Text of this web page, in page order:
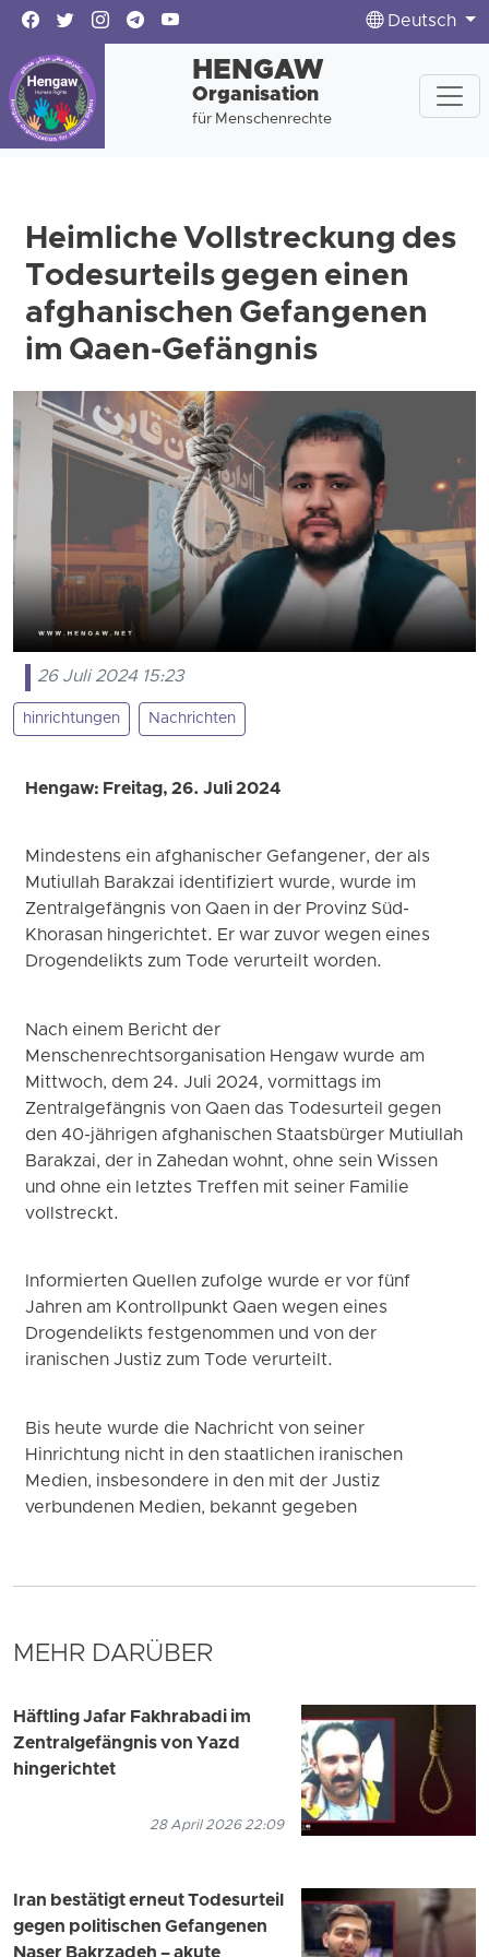
Deutsch
HENGAW
Organisation
für Menschenrechte
Heimliche Vollstreckung des
Todesurteils gegen einen
afghanischen Gefangenen
im Qaen-Gefängnis
26 Juli 2024 15:23
hinrichtungen Nachrichten
Hengaw: Freitag, 26. Juli 2024
Mindestens ein afghanischer Gefangener, der als
Mutiullah Barakzai identifiziert wurde, wurde im
Zentralgefängnis von Qaen in der Provinz Süd-
Khorasan hingerichtet. Er war zuvor wegen eines
Drogendelikts zum Tode verurteilt worden.
Nach einem Bericht der
Menschenrechtsorganisation Hengaw wurde am
Mittwoch, dem 24. Juli 2024, vormittags im
Zentralgefängnis von Qaen das Todesurteil gegen
den 40-jährigen afghanischen Staatsbürger Mutiullah
Barakzai, der in Zahedan wohnt, ohne sein Wissen
und ohne ein letztes Treffen mit seiner Familie
vollstreckt.
Informierten Quellen zufolge wurde er vor fünf
Jahren am Kontrollpunkt Qaen wegen eines
Drogendelikts festgenommen und von der
iranischen Justiz zum Tode verurteilt.
Bis heute wurde die Nachricht von seiner
Hinrichtung nicht in den staatlichen iranischen
Medien, insbesondere in den mit der Justiz
verbundenen Medien, bekannt gegeben
MEHR DARÜBER
Häftling Jafar Fakhrabadi im
Zentralgefängnis von Yazd
hingerichtet
28 April 2026 22:09
Iran bestätigt erneut Todesurteil
gegen politischen Gefangenen